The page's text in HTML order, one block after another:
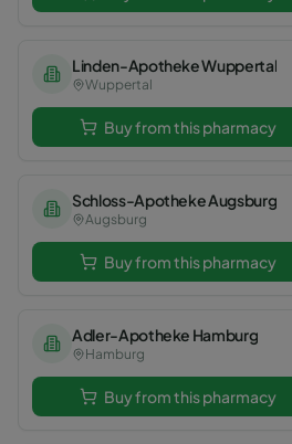
Linden-Apotheke Wuppertal
Wuppertal
Buy from this pharmacy
Schloss-Apotheke Augsburg
Augsburg
Buy from this pharmacy
Adler-Apotheke Hamburg
Hamburg
Buy from this pharmacy